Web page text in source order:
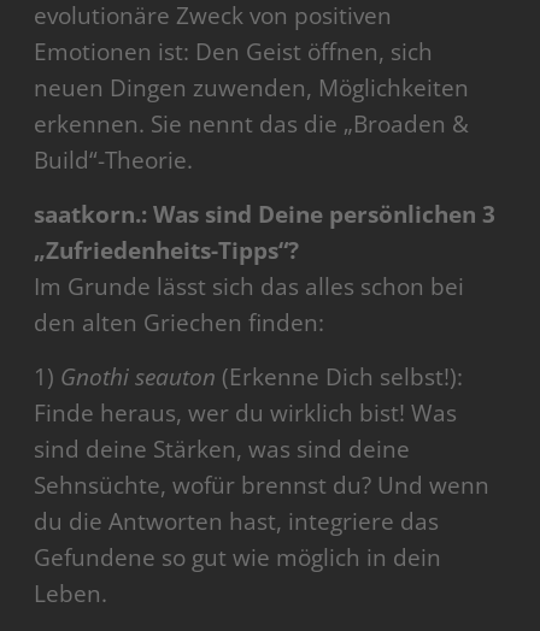
evolutionäre Zweck von positiven
Emotionen ist: Den Geist öffnen, sich
neuen Dingen zuwenden, Möglichkeiten
erkennen. Sie nennt das die „Broaden &
Build“-Theorie.
saatkorn.: Was sind Deine persönlichen 3
„Zufriedenheits-Tipps“?
Im Grunde lässt sich das alles schon bei
den alten Griechen finden:
1) Gnothi seauton (Erkenne Dich selbst!):
Finde heraus, wer du wirklich bist! Was
sind deine Stärken, was sind deine
Sehnsüchte, wofür brennst du? Und wenn
du die Antworten hast, integriere das
Gefundene so gut wie möglich in dein
Leben.